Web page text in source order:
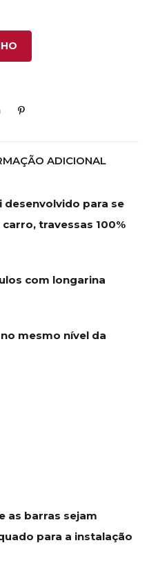
ADICIONAL
desenvolvido para se
travessas 100%
com longarina
mesmo nível da
as barras sejam
para a instalação